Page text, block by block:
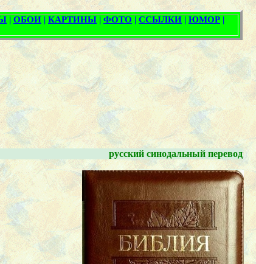
русский синодальный перевод